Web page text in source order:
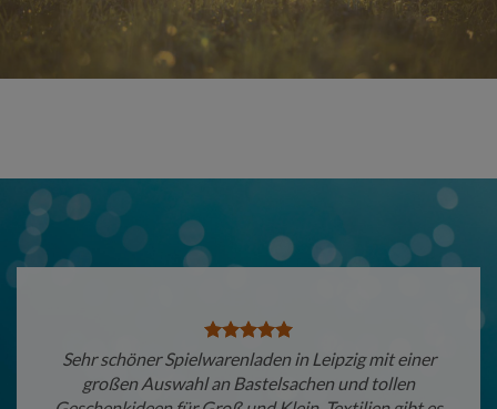
Sehr schöner Spielwarenladen in Leipzig mit einer
großen Auswahl an Bastelsachen und tollen